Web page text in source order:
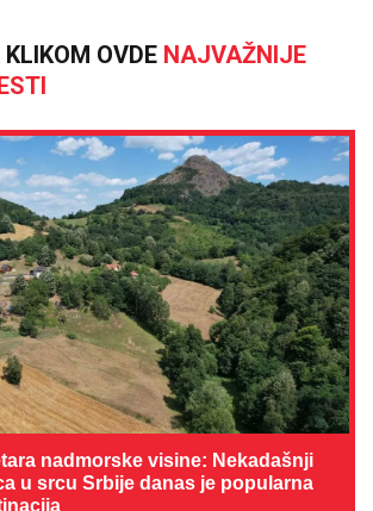
OVDE NAJVAŽNIJE
nadmorske visine: Nekadašnji
u srcu Srbije danas je popularna